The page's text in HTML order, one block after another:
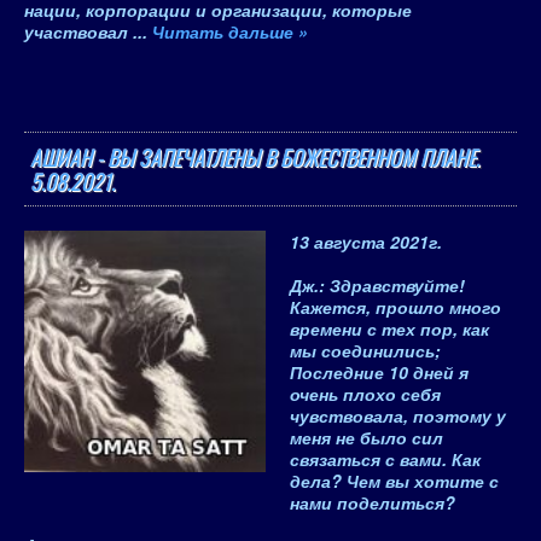
нации, корпорации и организации, которые
участвовал ... Читать дальше »
АШИАН - ВЫ ЗАПЕЧАТЛЕНЫ В БОЖЕСТВЕННОМ ПЛАНЕ.
5.08.2021.
13 августа 2021г.
Дж.: Здравствуйте!
Кажется, прошло много
времени с тех пор, как
мы соединились;
Последние 10 дней я
очень плохо себя
чувствовала, поэтому у
меня не было сил
связаться с вами. Как
дела? Чем вы хотите с
нами поделиться?